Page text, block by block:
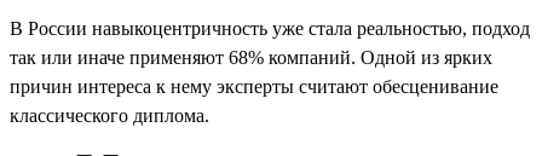
В России навыкоцентричность уже стала реальностью, подход
так или иначе применяют 68% компаний. Одной из ярких
причин интереса к нему эксперты считают обесценивание
классического диплома.